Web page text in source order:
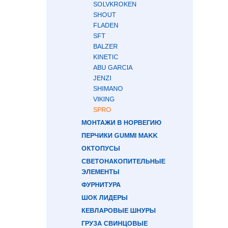
SOLVKROKEN
SHOUT
FLADEN
SFT
BALZER
KINETIC
ABU GARCIA
JENZI
SHIMANO
VIKING
SPRO
МОНТАЖИ В НОРВЕГИЮ
ПЕРЧИКИ GUMMI MAKK
ОКТОПУСЫ
СВЕТОНАКОПИТЕЛЬНЫЕ
ЭЛЕМЕНТЫ
ФУРНИТУРА
ШОК ЛИДЕРЫ
КЕВЛАРОВЫЕ ШНУРЫ
ГРУЗА СВИНЦОВЫЕ